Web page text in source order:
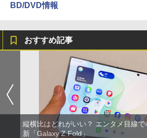
BD/DVD情報
おすすめ記事
縦横比はどれがいい？ エンタメ目線
新「Galaxy Z Fold」